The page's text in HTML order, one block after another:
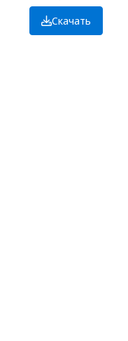
Скачать